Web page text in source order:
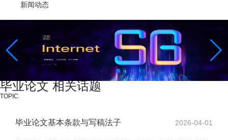
新闻动态
毕业论文 相关话题
TOPIC
毕业论文基本条款与写稿法子 2026-04-01